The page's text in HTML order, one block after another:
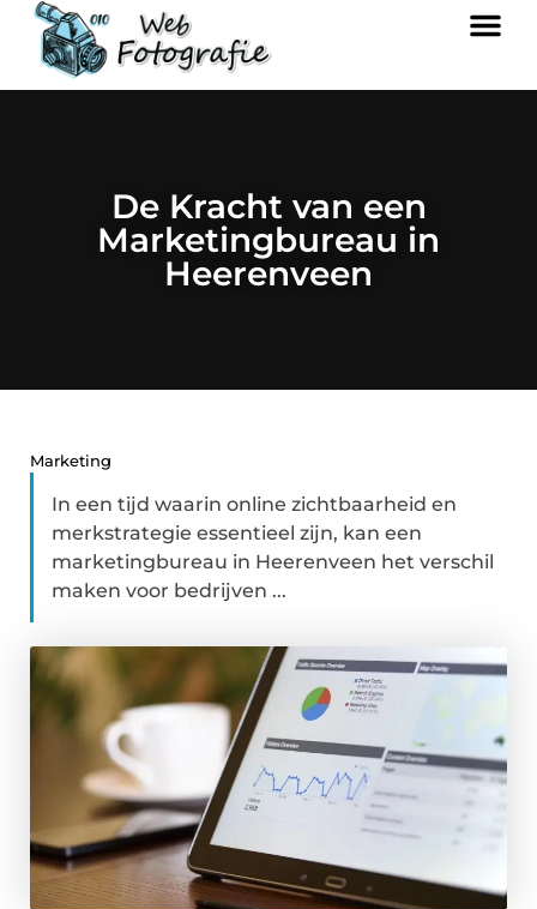
De Kracht van een
Marketingbureau in
Heerenveen
Marketing
In een tijd waarin online zichtbaarheid en
merkstrategie essentieel zijn, kan een
marketingbureau in Heerenveen het verschil
maken voor bedrijven ...